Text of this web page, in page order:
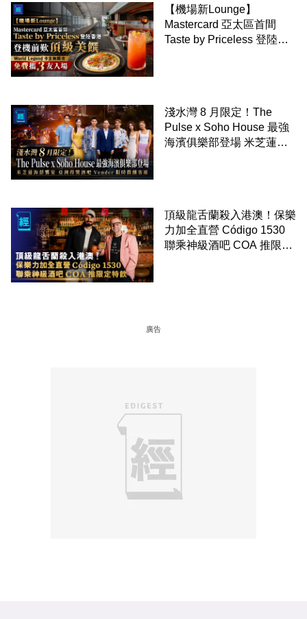
【機場新Lounge】
Mastercard 亞太區首間
Taste by Priceless 登陸香
淺水灣 8 月限定！The
Pulse x Soho House 最強
海濱俱樂部登場 米芝蓮海
頂級龍舌蘭殺入港澳！保樂
力加全直營 Código 1530
聯乘神級酒吧 COA 推限定
廣告